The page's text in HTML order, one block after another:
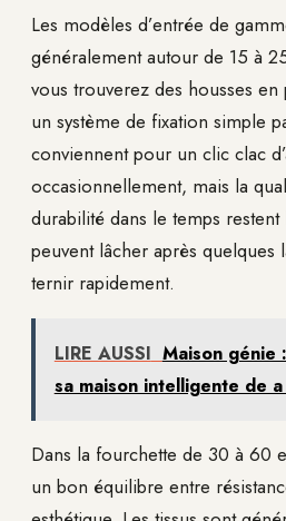
Les modèles d’entrée de
généralement autour de 15 à
vous trouverez des housses
un système de fixation simple
conviennent pour un clic clac
occasionnellement, mais la
durabilité dans le temps
peuvent lâcher après quelques
ternir rapidement.
LIRE AUSSI Maison génie
sa maison intelligente de
Dans la fourchette de 30 à 60
un bon équilibre entre